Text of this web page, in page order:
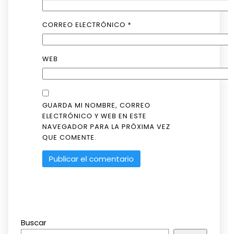
CORREO ELECTRÓNICO *
WEB
GUARDA MI NOMBRE, CORREO
ELECTRÓNICO Y WEB EN ESTE
NAVEGADOR PARA LA PRÓXIMA VEZ
QUE COMENTE.
Buscar